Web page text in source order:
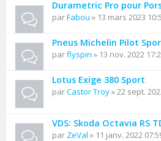
Durametric Pro pour
parFabou » 13 mars 2023
Pneus Michelin Pilot
parflyspin » 13 nov. 2022
Lotus Exige 380 Sport
parCastor Troy» 22 sept.
VDS: Skoda Octavia RS
par ZeVal » 11 janv. 2022